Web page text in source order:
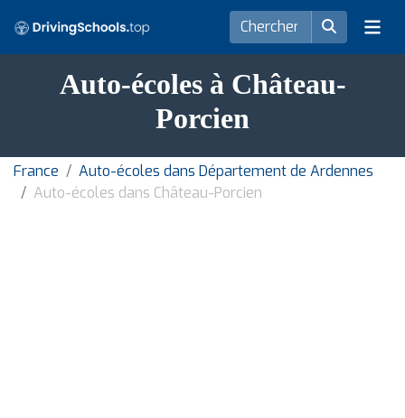
Auto-écoles à Château-
Porcien
France
Auto-écoles dans Département de Ardennes
Auto-écoles dans Château-Porcien